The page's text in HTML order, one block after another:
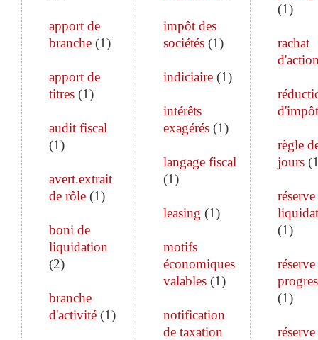
apport de
branche (1)
apport de
titres (1)
audit fiscal
(1)
avert.extrait
de rôle (1)
boni de
liquidation
(2)
branche
d'activité (1)
impôt des
sociétés(1)
indiciaire(1)
intérêts
exagérés(1)
langage fiscal
(1)
leasing (1)
motifs
économiques
valables(1)
notification
de taxation
(1)
rachat
d'impôt
règle
jours(
(1)
(1)
réserve